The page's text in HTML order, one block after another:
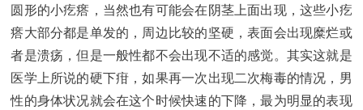
圆形的小疙瘩，当然也有可能会在阴茎上面出现，这些小疙
瘩大部分都是单发的，周边比较的坚硬，表面会出现糜烂或
者是溃疡，但是一般性都不会出现不适的感觉。其实这就是
医学上所说的硬下疳，如果再一次出现二次梅毒的情况，男
性的身体状况就会在这个时候快速的下降，最为明显的表现